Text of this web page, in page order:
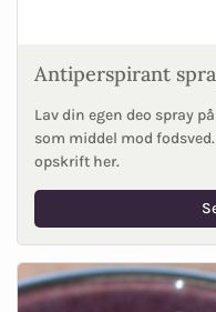
Antiperspirant
Lav din egen deo spray
som middel mod
opskrift her.